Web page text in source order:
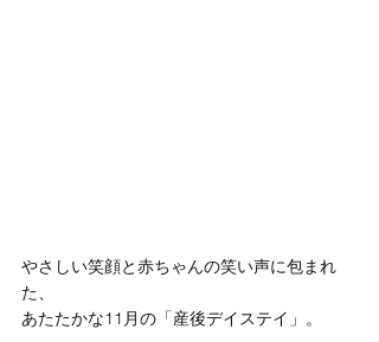
やさしい笑顔と赤ちゃんの笑い声に包まれ
た、
あたたかな11月の「産後デイステイ」。